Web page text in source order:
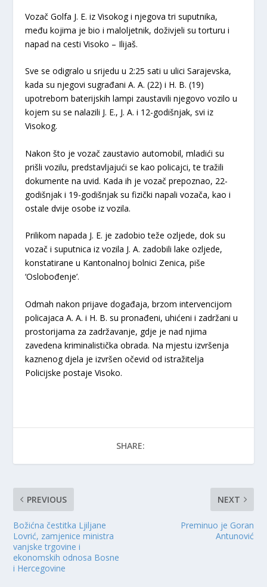
Vozač Golfa J. E. iz Visokog i njegova tri suputnika,
među kojima je bio i maloljetnik, doživjeli su torturu i
napad na cesti Visoko – Ilijaš.
Sve se odigralo u srijedu u 2:25 sati u ulici Sarajevska,
kada su njegovi sugrađani A. A. (22) i H. B. (19)
upotrebom baterijskih lampi zaustavili njegovo vozilo u
kojem su se nalazili J. E., J. A. i 12-godišnjak, svi iz
Visokog.
Nakon što je vozač zaustavio automobil, mladići su
prišli vozilu, predstavljajući se kao policajci, te tražili
dokumente na uvid. Kada ih je vozač prepoznao, 22-
godišnjak i 19-godišnjak su fizički napali vozača, kao i
ostale dvije osobe iz vozila.
Prilikom napada J. E. je zadobio teže ozljede, dok su
vozač i suputnica iz vozila J. A. zadobili lake ozljede,
konstatirane u Kantonalnoj bolnici Zenica, piše
‘Oslobođenje’.
Odmah nakon prijave događaja, brzom intervencijom
policajaca A. A. i H. B. su pronađeni, uhićeni i zadržani u
prostorijama za zadržavanje, gdje je nad njima
zavedena kriminalistička obrada. Na mjestu izvršenja
kaznenog djela je izvršen očevid od istražitelja
Policijske postaje Visoko.
SHARE:
PREVIOUS
Božićna čestitka Ljiljane
Lovrić, zamjenice ministra
vanjske trgovine i
ekonomskih odnosa Bosne
i Hercegovine
NEXT
Preminuo je Goran
Antunović